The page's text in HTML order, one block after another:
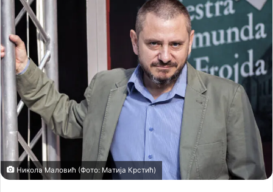
n
X
m
Никола Маловић (Фото: Матија Крстић)